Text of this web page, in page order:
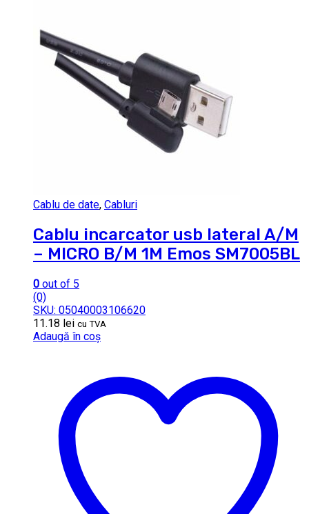
Cablu de date, Cabluri
Cablu incarcator usb lateral A/M
– MICRO B/M 1M Emos SM7005BL
0 out of 5
(0)
SKU: 05040003106620
11.18 lei cu TVA
Adaugă în coș